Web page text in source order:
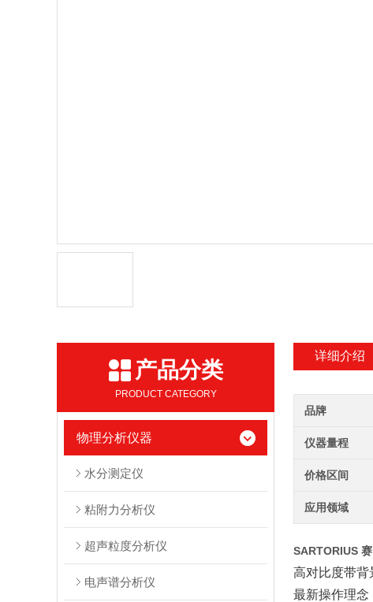
产品分类
PRODUCT CATEGORY
物理分析仪器
水分测定仪
粘附力分析仪
超声粒度分析仪
电声谱分析仪
详细介绍
品牌
仪器量程
价格区间
应用领域
SARTORIUS
高对比度带背
最新操作理念